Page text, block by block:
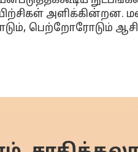
பெற்றோரோடும்